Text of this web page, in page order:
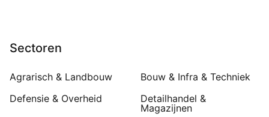
Sectoren
Agrarisch & Landbouw
Bouw & Infra & Techniek
Defensie & Overheid
Detailhandel &
Magazijnen